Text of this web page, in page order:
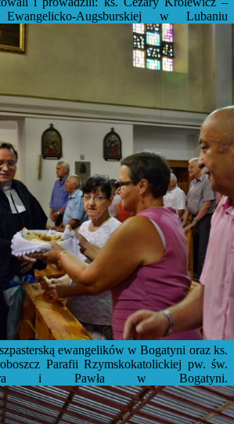
Augsburskiej w Lubaniu
ewangelików w Bogatyni oraz ks.
Parafii Rzymskokatolickiej pw. św.
i Pawła w Bogatyni.